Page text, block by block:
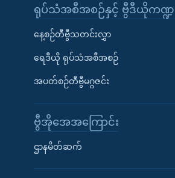
ရုပ်သံအစီအစဉ်နှင့် ဗွီဒီယိုကဏ္ဍမ
နေ့စဉ်တီဗွီသတင်းလွှာ
ရေဒီယို ရုပ်သံအစီအစဉ်
အပတ်စဉ်တီဗွီမဂ္ဂဇင်း
ဗွီအိုအေအကြောင်း
ဌာနမိတ်ဆက်